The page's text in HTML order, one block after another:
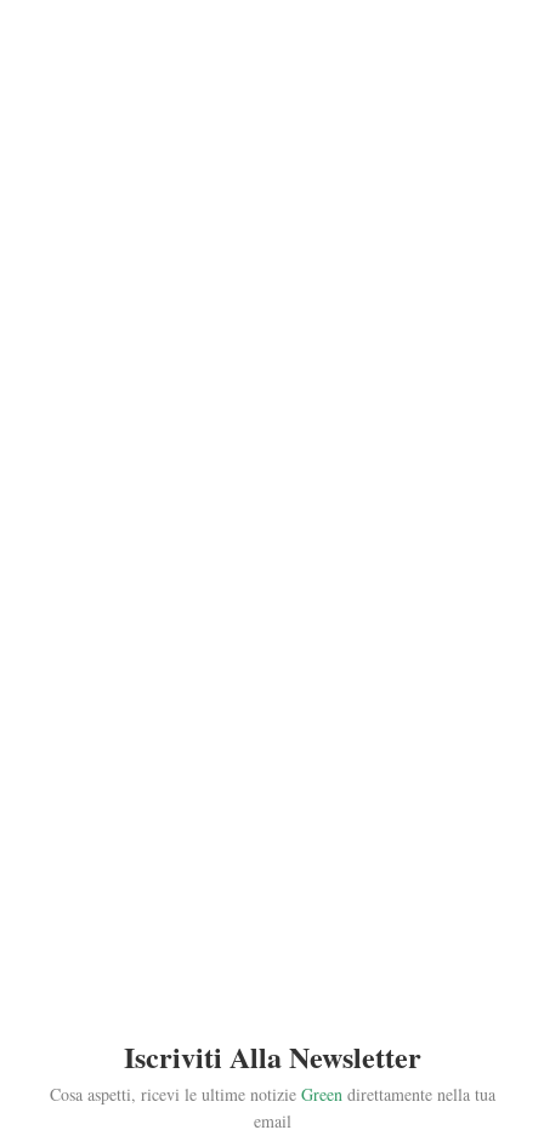
Iscriviti Alla Newsletter
Cosa aspetti, ricevi le ultime notizie Greendirettamente nella tua
email